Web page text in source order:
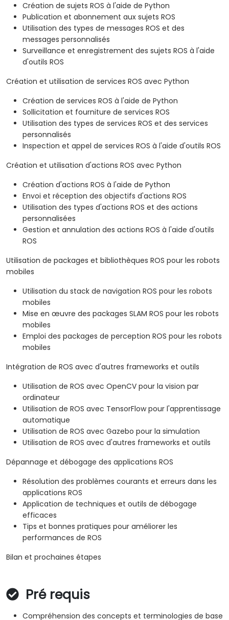
Création de sujets ROS à l'aide de Python
Publication et abonnement aux sujets ROS
Utilisation des types de messages ROS et des
messages personnalisés
Surveillance et enregistrement des sujets ROS à l'aide
d'outils ROS
Création et utilisation de services ROS avec Python
Création de services ROS à l'aide de Python
Sollicitation et fourniture de services ROS
Utilisation des types de services ROS et des services
personnalisés
Inspection et appel de services ROS à l'aide d'outils ROS
Création et utilisation d'actions ROS avec Python
Création d'actions ROS à l'aide de Python
Envoi et réception des objectifs d'actions ROS
Utilisation des types d'actions ROS et des actions
personnalisées
Gestion et annulation des actions ROS à l'aide d'outils
ROS
Utilisation de packages et bibliothèques ROS pour les robots
mobiles
Utilisation du stack de navigation ROS pour les robots
mobiles
Mise en œuvre des packages SLAM ROS pour les robots
mobiles
Emploi des packages de perception ROS pour les robots
mobiles
Intégration de ROS avec d'autres frameworks et outils
Utilisation de ROS avec OpenCV pour la vision par
ordinateur
Utilisation de ROS avec TensorFlow pour l'apprentissage
automatique
Utilisation de ROS avec Gazebo pour la simulation
Utilisation de ROS avec d'autres frameworks et outils
Dépannage et débogage des applications ROS
Résolution des problèmes courants et erreurs dans les
applications ROS
Application de techniques et outils de débogage
efficaces
Tips et bonnes pratiques pour améliorer les
performances de ROS
Bilan et prochaines étapes
Pré requis
Compréhension des concepts et terminologies de base